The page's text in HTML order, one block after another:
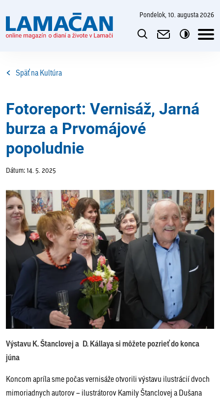
pondelok, 10. augusta 2026
Späť na Kultúra
Fotoreport: Vernisáž, Jarná
burza a Prvomájové
popoludnie
Dátum: 14. 5. 2025
Výstavu K. Štanclovej a D. Kállaya si môžete pozrieť do konca
júna
Koncom apríla sme počas vernisáže otvorili výstavu ilustrácií dvoch
mimoriadnych autorov – ilustrátorov Kamily Štanclovej a Dušana